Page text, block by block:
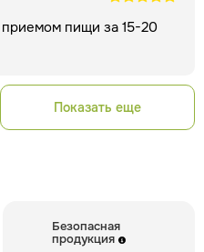
пищи за 15-20
Показать еще
Безопасная
продукция